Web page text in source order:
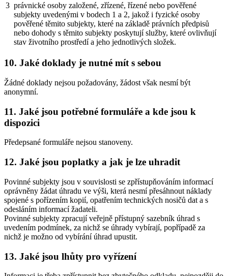
3 právnické osoby založené, zřízené, řízené nebo pověřené
subjekty uvedenými v bodech 1 a 2, jakož i fyzické osoby
pověřené těmito subjekty, které na základě právních předpisů
nebo dohody s těmito subjekty poskytují služby, které ovlivňují
stav životního prostředí a jeho jednotlivých složek.
10. Jaké doklady je nutné mít s sebou
Žádné doklady nejsou požadovány, žádost však nesmí být
anonymní.
11. Jaké jsou potřebné formuláře a kde jsou k
dispozici
Předepsané formuláře nejsou stanoveny.
12. Jaké jsou poplatky a jak je lze uhradit
Povinné subjekty jsou v souvislosti se zpřístupňováním informací
oprávněny žádat úhradu ve výši, která nesmí přesáhnout náklady
spojené s pořízením kopií, opatřením technických nosičů dat a s
odesláním informací žadateli.
Povinné subjekty zpracují veřejně přístupný sazebník úhrad s
uvedením podmínek, za nichž se úhrady vybírají, popřípadě za
nichž je možno od vybírání úhrad upustit.
13. Jaké jsou lhůty pro vyřízení